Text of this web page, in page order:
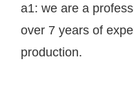
a1: we are a
over 7 years of
production.